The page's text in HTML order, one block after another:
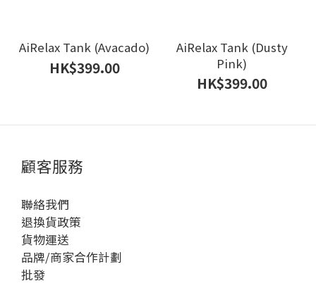
AiRelax Tank (Avacado)
HK$399.00
AiRelax Tank (Dusty
Pink)
HK$399.00
顧客服務
聯絡我們
退換貨政策
貨物運送
品牌/商家合作計劃
批發